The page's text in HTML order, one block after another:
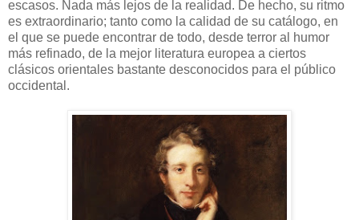
escasos. Nada más lejos de la realidad. De hecho, su ritmo
es extraordinario; tanto como la calidad de su catálogo, en
el que se puede encontrar de todo, desde terror al humor
más refinado, de la mejor literatura europea a ciertos
clásicos orientales bastante desconocidos para el público
occidental.